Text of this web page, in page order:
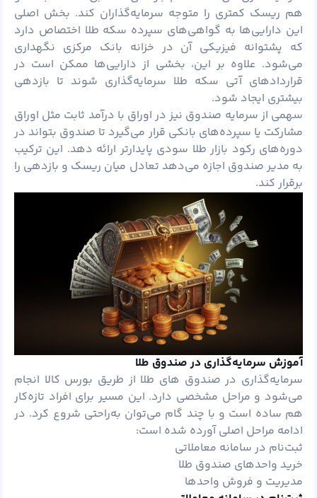
هم ریسک کمتری را متوجه سرمایه‌گذاران کند. بخش اصلی
این دارایی‌ها به گواهی‌های سپرده سکه طلا اختصاص دارد
که پشتوانه فیزیکی آن در خزانه بانک مرکزی نگهداری
می‌شود. علاوه بر این، بخشی از دارایی‌ها ممکن است در
قراردادهای آتی سکه طلا سرمایه‌گذاری شوند تا بازدهی
بیشتری ایجاد شود.
سهمی از سرمایه صندوق نیز در اوراق با درآمد ثابت مثل اوراق
مشارکت یا سپرده‌های بانکی قرار می‌گیرد تا صندوق بتواند در
دوره‌های رکود بازار طلا سودی پایدارتر ارائه دهد. این ترکیب
به مدیر صندوق اجازه می‌دهد تعادل میان ریسک و بازدهی را
برقرار کند.
آموزش سرمایه‌گذاری در صندوق طلا
سرمایه‌گذاری در صندوق های طلا از طریق بورس کالا انجام
می‌شود و مراحل مشخصی دارد. این مسیر برای افراد تازه‌کار
هم ساده است و با چند گام می‌توان به‌راحتی شروع کرد. در
ادامه مراحل اصلی آورده شده است:
ثبت‌نام در سامانه معاملاتی
خرید واحدهای صندوق طلا
مدیریت و فروش واحدها